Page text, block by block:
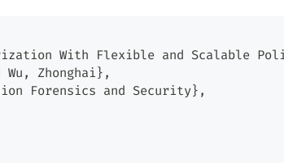
With Flexible and Scalable
Wu, Zhonghai},
Forensics and Security},